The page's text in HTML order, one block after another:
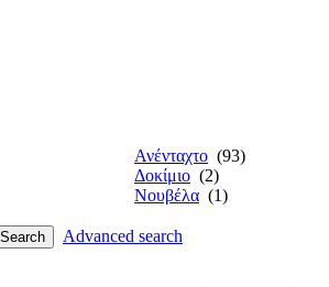
Ανένταχτο (93)
Δοκίμιο (2)
Νουβέλα (1)
Advanced search